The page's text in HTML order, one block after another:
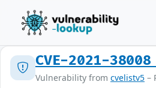
CVE-2021-38008
Vulnerability from cvelistv5 –